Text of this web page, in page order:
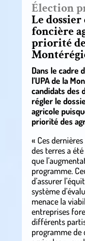
Élection
Le
foncière
priorité
Dans le cadre
l’UPA de la
candidats des
régler le
agricole
priorité des
« Ces
des terres a
que
programme.
d’assurer
système
menace la
entreprises
différents
programme de